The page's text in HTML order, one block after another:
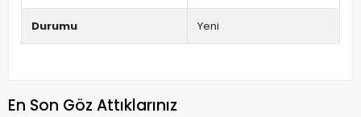
Durumu Yeni
En Son Göz Attıklarınız